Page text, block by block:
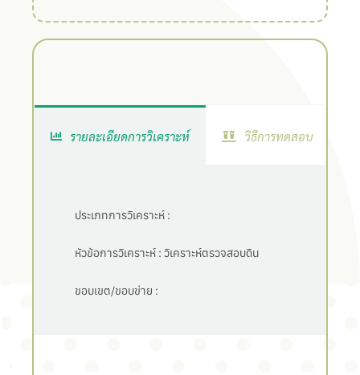
รายละเอียดการวิเคราะห์ วิธีการทดสอบ
ประเภทการวิเคราะห์ :
หัวข้อการวิเคราะห์ : วิเคราะห์ตรวจสอบดิน
ขอบเขต/ขอบข่าย :